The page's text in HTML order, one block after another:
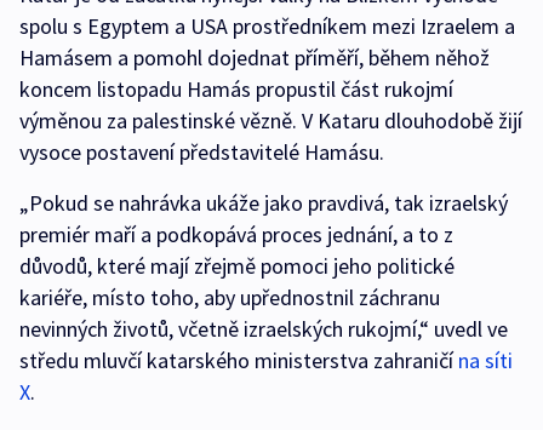
spolu s Egyptem a USA prostředníkem mezi Izraelem a
Hamásem a pomohl dojednat příměří, během něhož
koncem listopadu Hamás propustil část rukojmí
výměnou za palestinské vězně. V Kataru dlouhodobě žijí
vysoce postavení představitelé Hamásu.
„Pokud se nahrávka ukáže jako pravdivá, tak izraelský
premiér maří a podkopává proces jednání, a to z
důvodů, které mají zřejmě pomoci jeho politické
kariéře, místo toho, aby upřednostnil záchranu
nevinných životů, včetně izraelských rukojmí,“ uvedl ve
středu mluvčí katarského ministerstva zahraničína síti
X.